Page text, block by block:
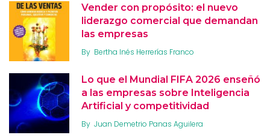
Vender con propósito: el nuevo
liderazgo comercial que demandan
las empresas
By Bertha Inés Herrerías Franco
Lo que el Mundial FIFA 2026 enseñó
a las empresas sobre Inteligencia
Artificial y competitividad
By Juan Demetrio Panas Aguilera